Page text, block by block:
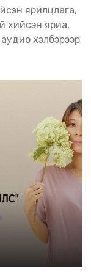
хийсэн яриа,
хэлбэрээр